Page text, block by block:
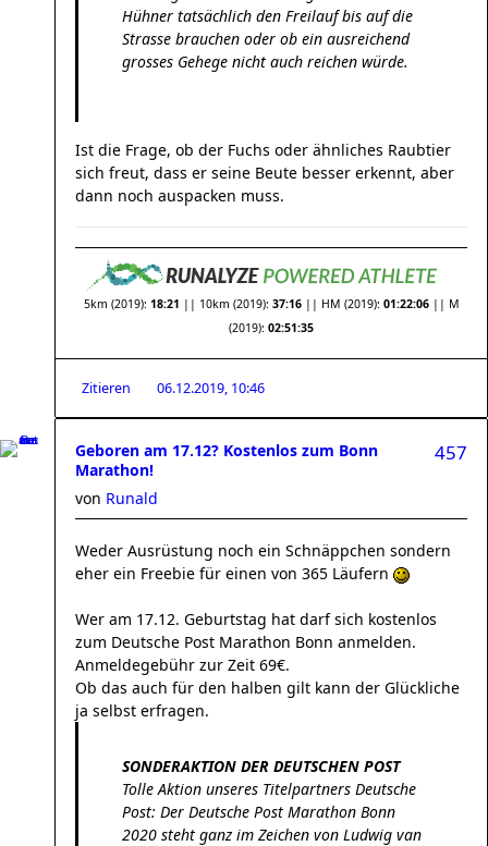
Hühner tatsächlich den Freilauf bis auf die
Strasse brauchen oder ob ein ausreichend
grosses Gehege nicht auch reichen würde.
Ist die Frage, ob der Fuchs oder ähnliches Raubtier
sich freut, dass er seine Beute besser erkennt, aber
dann noch auspacken muss.
5km (2019): 18:21 || 10km (2019): 37:16|| HM (2019): 01:22:06|| M
(2019): 02:51:35
Zitieren 06.12.2019, 10:46
Geboren am 17.12? Kostenlos zum Bonn
Marathon!
457
von Runald
Weder Ausrüstung noch ein Schnäppchen sondern
eher ein Freebie für einen von 365 Läufern
Wer am 17.12. Geburtstag hat darf sich kostenlos
zum Deutsche Post Marathon Bonn anmelden.
Anmeldegebühr zur Zeit 69€.
Ob das auch für den halben gilt kann der Glückliche
ja selbst erfragen.
SONDERAKTION DER DEUTSCHEN POST
Tolle Aktion unseres Titelpartners Deutsche
Post: Der Deutsche Post Marathon Bonn
2020 steht ganz im Zeichen von Ludwig van